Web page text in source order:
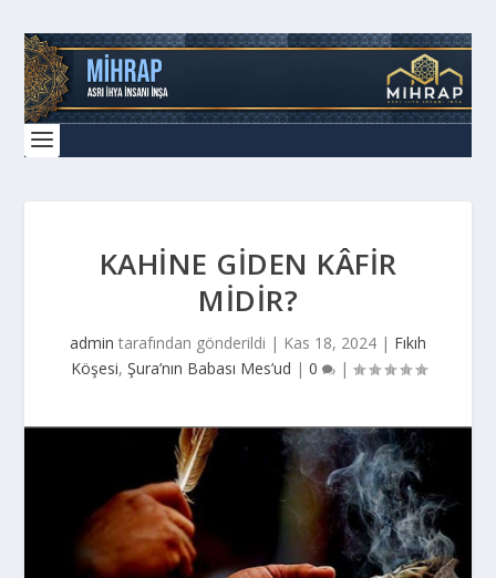
KAHINE GIDEN KÂFIR
MIDIR?
admin tarafından gönderildi | Kas 18, 2024 | Fıkıh
Köşesi, Şura’nın Babası Mes’ud | 0 |